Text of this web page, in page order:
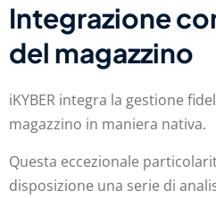
Integrazione
del magazzino
iKYBER integra la gestione
magazzino in maniera nativa.
Questa eccezionale
disposizione una serie di